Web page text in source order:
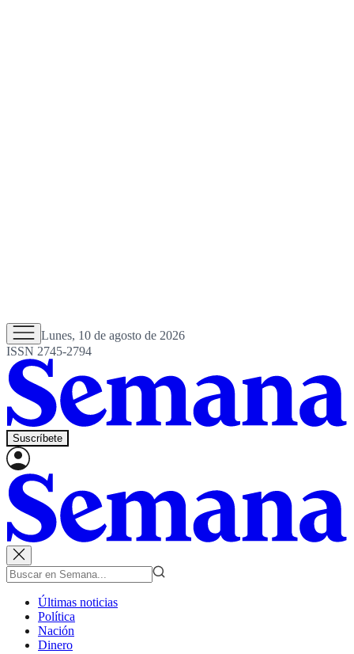
Lunes, 10 de agosto de 2026
ISSN 2745-2794
Suscríbete
Últimas noticias
Política
Nación
Dinero